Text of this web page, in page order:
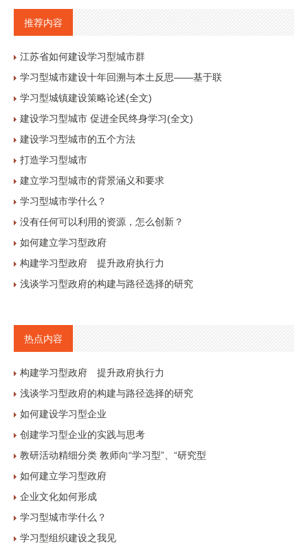
推荐内容
江苏省如何建设学习型城市群
学习型城市建设十年回溯与本土反思——基于联
学习型城镇建设策略论述(全文)
建设学习型城市 促进全民终身学习(全文)
建设学习型城市的五个方法
打造学习型城市
建立学习型城市的背景涵义和要求
学习型城市学什么？
没有任何可以利用的资源，怎么创新？
如何建立学习型政府
构建学习型政府 提升政府执行力
浅谈学习型政府的构建与路径选择的研究
热点内容
构建学习型政府 提升政府执行力
浅谈学习型政府的构建与路径选择的研究
如何建设学习型企业
创建学习型企业的实践与思考
教研活动精细分类 教师向“学习型”、“研究型
如何建立学习型政府
企业文化如何形成
学习型城市学什么？
学习型组织建设之我见